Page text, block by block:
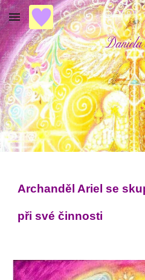
Skip to main content
Archanděl Ariel se
při své činnosti